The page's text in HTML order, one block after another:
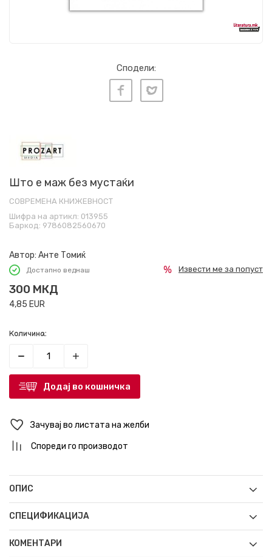
Сподели:
Што е маж без мустаќи
СОВРЕМЕНА КНИЖЕВНОСТ
Шифра на артикл: 013955
Баркод: 9786082560670
Автор: Анте Томиќ
Достапно веднаш
300 МКД
4,85 EUR
Извести ме за попуст
Количина:
Додај во кошничка
Зачувај во листата на желби
Спореди го производот
ОПИС
СПЕЦИФИКАЦИЈА
КОМЕНТАРИ